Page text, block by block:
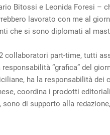
Bitossi e Leonida Foresi –
lavorato con me al
che si sono diplomati al
collaboratori part-time, tutti
“grafica” del
ha la responsabilità dei
coordina i prodotti
di supporto alla